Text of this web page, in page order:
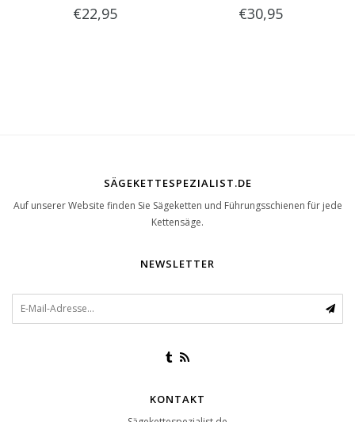
€22,95 €30,95
SÄGEKETTESPEZIALIST.DE
Auf unserer Website finden Sie Sägeketten und Führungsschienen für jede
Kettensäge.
NEWSLETTER
KONTAKT